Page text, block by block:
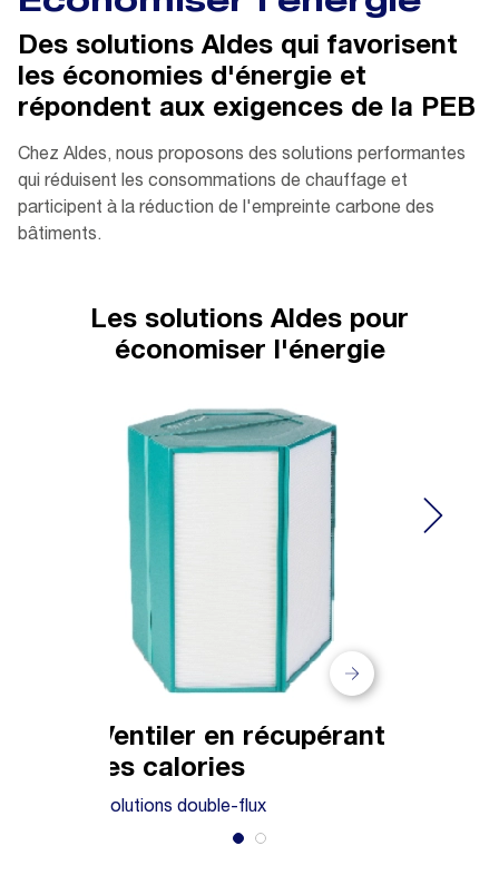
Des solutions Aldes qui favorisent
les économies d'énergie et
répondent aux exigences de la PEB
Chez Aldes, nous proposons des solutions performantes
qui réduisent les consommations de chauffage et
participent à la réduction de l'empreinte carbone des
bâtiments.
Les solutions Aldes pour
économiser l'énergie
Ventiler en récupérant
les calories
Solutions double-flux